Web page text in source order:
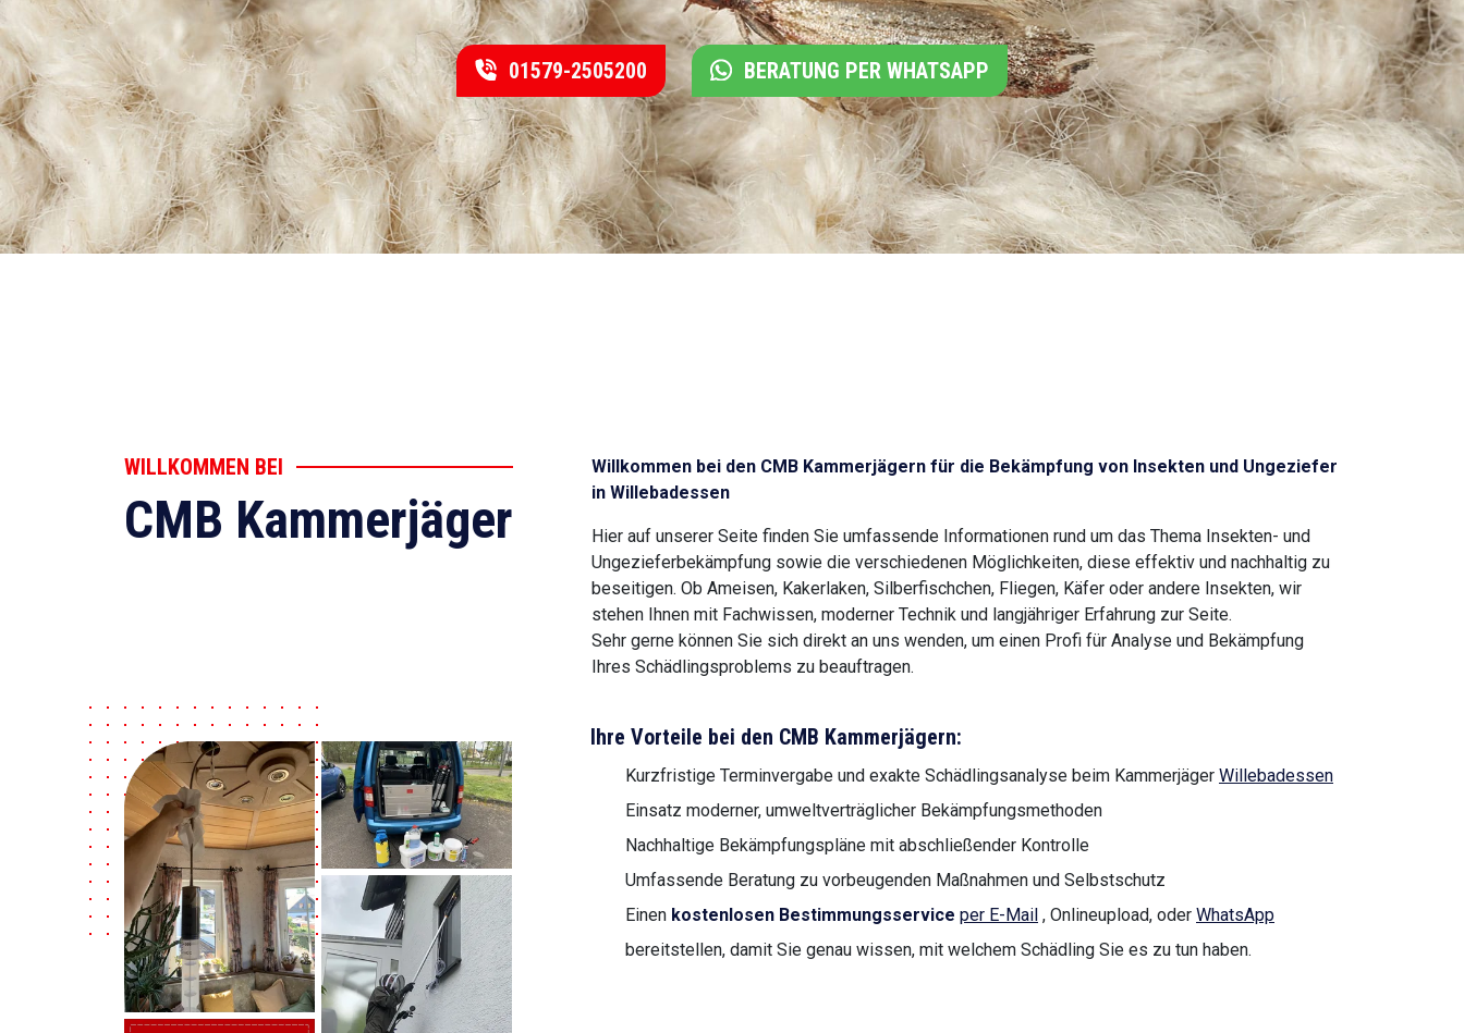
01579-2505200 BERATUNG PER WHATSAPP
WILLKOMMEN BEI
CMB Kammerjäger
Willkommen bei den CMB Kammerjägern für die Bekämpfung von Insekten und Ungeziefer
in Willebadessen
Hier auf unserer Seite finden Sie umfassende Informationen rund um das Thema Insekten- und
Ungezieferbekämpfung sowie die verschiedenen Möglichkeiten, diese effektiv und nachhaltig zu
beseitigen. Ob Ameisen, Kakerlaken, Silberfischchen, Fliegen, Käfer oder andere Insekten, wir
stehen Ihnen mit Fachwissen, moderner Technik und langjähriger Erfahrung zur Seite.
Sehr gerne können Sie sich direkt an uns wenden, um einen Profi für Analyse und Bekämpfung
Ihres Schädlingsproblems zu beauftragen.
Ihre Vorteile bei den CMB Kammerjägern:
Kurzfristige Terminvergabe und exakte Schädlingsanalyse beim Kammerjäger Willebadessen
Einsatz moderner, umweltverträglicher Bekämpfungsmethoden
Nachhaltige Bekämpfungspläne mit abschließender Kontrolle
Umfassende Beratung zu vorbeugenden Maßnahmen und Selbstschutz
Einen kostenlosen Bestimmungsservice per E-Mail , Onlineupload, oder WhatsApp
bereitstellen, damit Sie genau wissen, mit welchem Schädling Sie es zu tun haben.